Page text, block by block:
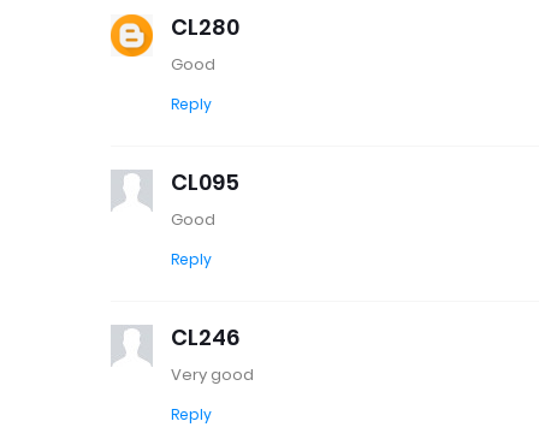
CL280
Good
Reply
CL095
Good
Reply
CL246
Very good
Reply